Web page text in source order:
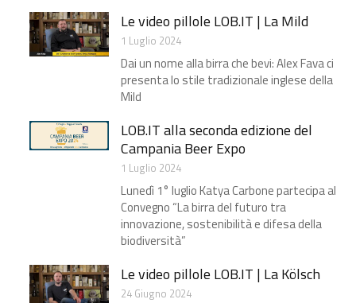
Le video pillole LOB.IT | La Mild
1 Luglio 2024
Dai un nome alla birra che bevi: Alex Fava ci
presenta lo stile tradizionale inglese della
Mild
LOB.IT alla seconda edizione del
Campania Beer Expo
1 Luglio 2024
Lunedì 1° luglio Katya Carbone partecipa al
Convegno “La birra del futuro tra
innovazione, sostenibilità e difesa della
biodiversità”
Le video pillole LOB.IT | La Kölsch
24 Giugno 2024